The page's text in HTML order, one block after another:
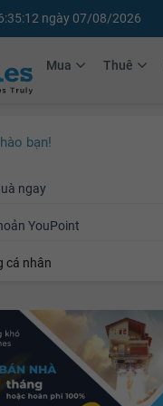
ngày 07/08/2026
Mua Thuê
bạn!
ngay
YouPoint
cá nhân